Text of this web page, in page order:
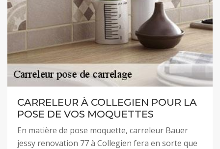
CARRELEUR À COLLEGIEN POUR LA
POSE DE VOS MOQUETTES
En matière de pose moquette, carreleur Bauer
jessy renovation 77 à Collegien fera en sorte que